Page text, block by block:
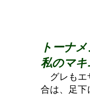
トーナ
私のマ
グレもエ
合は、足下